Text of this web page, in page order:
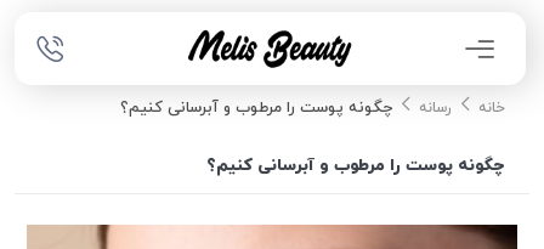
خانه رسانه چگونه پوست را مرطوب و آبرسانی کنیم؟
چگونه پوست را مرطوب و آبرسانی کنیم؟